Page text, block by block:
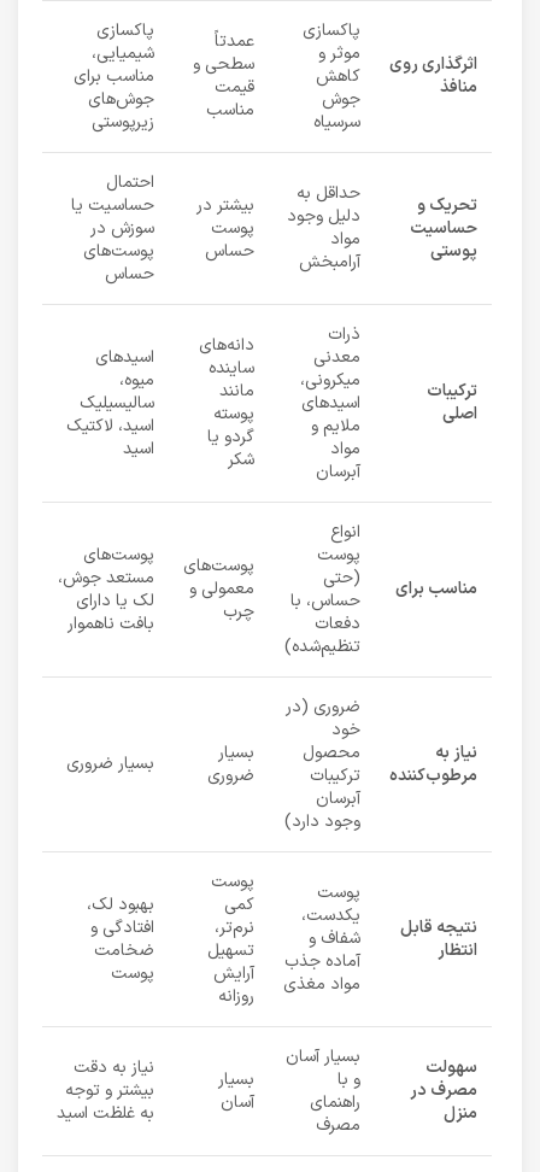
اثرگذاری روی
منافذ
پاکسازی
موثر و
کاهش
جوش
سرسیاه
عمدتاً
سطحی و
قیمت
مناسب
پاکسازی
شیمیایی،
مناسب برای
جوش‌های
زیرپوستی
تحریک و
حساسیت
پوستی
حداقل به
دلیل وجود
مواد
آرامبخش
بیشتر در
پوست
حساس
احتمال
حساسیت یا
سوزش در
پوست‌های
حساس
ترکیبات
اصلی
ذرات
معدنی
میکرونی،
اسیدهای
ملایم و
مواد
آبرسان
دانه‌های
ساینده
مانند
پوسته
گردو یا
شکر
اسیدهای
میوه،
سالیسیلیک
اسید، لاکتیک
اسید
مناسب برای
انواع
پوست
(حتی
حساس، با
دفعات
تنظیم‌شده)
پوست‌های
معمولی و
چرب
پوست‌های
مستعد جوش،
لک یا دارای
بافت ناهموار
نیاز به
مرطوب‌کننده
ضروری (در
خود
محصول
ترکیبات
آبرسان
وجود دارد)
بسیار
ضروری
بسیار ضروری
نتیجه قابل
انتظار
پوست
یکدست،
شفاف و
آماده جذب
مواد مغذی
پوست
کمی
نرم‌تر،
تسهیل
آرایش
روزانه
بهبود لک،
افتادگی و
ضخامت
پوست
سهولت
مصرف در
منزل
بسیار آسان
و با
راهنمای
مصرف
بسیار
آسان
نیاز به دقت
بیشتر و توجه
به غلظت اسید